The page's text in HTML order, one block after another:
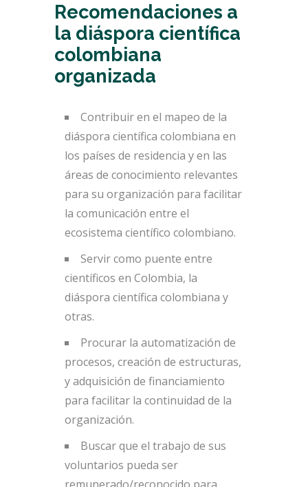
Recomendaciones a
la diáspora científica
colombiana
organizada
Contribuir en el mapeo de la
diáspora científica colombiana en
los países de residencia y en las
áreas de conocimiento relevantes
para su organización para facilitar
la comunicación entre el
ecosistema científico colombiano.
Servir como puente entre
científicos en Colombia, la
diáspora científica colombiana y
otras.
Procurar la automatización de
procesos, creación de estructuras,
y adquisición de financiamiento
para facilitar la continuidad de la
organización.
Buscar que el trabajo de sus
voluntarios pueda ser